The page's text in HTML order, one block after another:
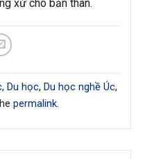
xử cho bản thân.
, Du học, Du học nghề Úc,
permalink.